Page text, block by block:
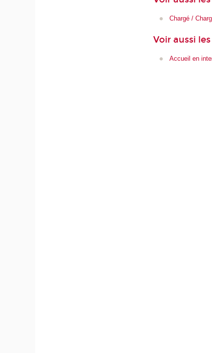
Chargé /
Voir aussi
Accueil en